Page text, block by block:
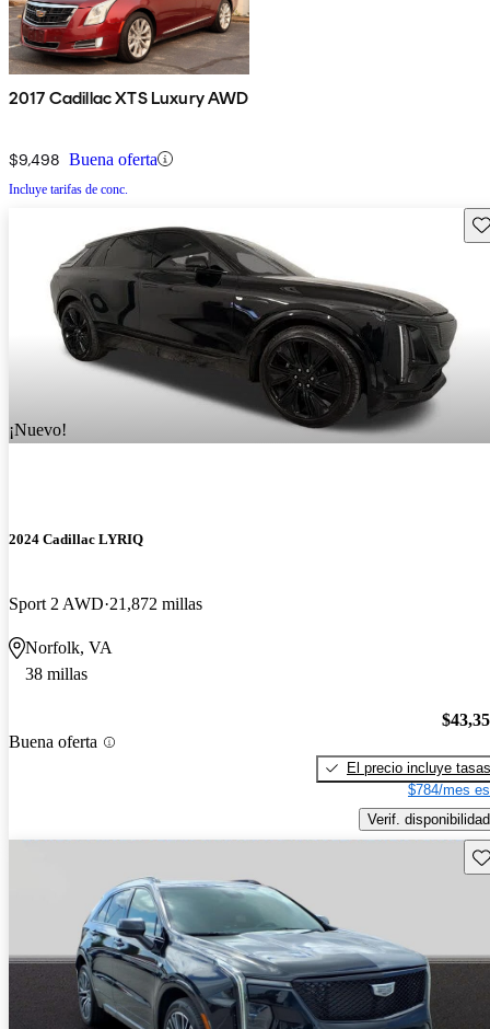
2017 Cadillac XTS Luxury AWD
$9,498 Buena oferta
Incluye tarifas de conc.
¡Nuevo!
2024 Cadillac LYRIQ
Sport 2 AWD 21,872 millas
Norfolk, VA
38 millas
Buena oferta
El precio incluye tasas
$784/mes
Verif. disponibilidad